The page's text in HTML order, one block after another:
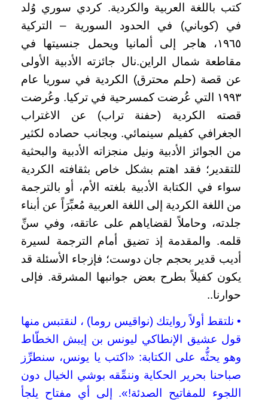
كتب باللغة العربية والكردية. كردي سوري وُلد
في (كوباني) في الحدود السورية – التركية
١٩٦٥، هاجر إلى ألمانيا ويحمل جنسيتها في
مقاطعة شمال الراين.نال جائزته الأدبية الأولى
عن قصة (حلم محترق) الكردية في سوريا عام
١٩٩٣ التي عُرضت كمسرحية في تركيا. وعُرضت
قصته الكردية (حفنة تراب) عن الاغتراب
الجغرافي كفيلم سينمائي. وبجانب حصاده لكثير
من الجوائز الأدبية ونيل منجزاته الأدبية والبحثية
للتقدير؛ فقد اهتم بشكل خاص بثقافته الكردية
سواء في الكتابة الأدبية بلغته الأم، أو بالترجمة
من اللغة الكردية إلى اللغة العربية مُعبِّرَاً عن أبناء
جلدته، وحاملاً لقضاياهم على عاتقه، وفي سنِّ
قلمه. والمقدمة إذ تضيق أمام الترجمة لسيرة
أديب قدير بحجم جان دوست؛ فإزجاء الأسئلة قد
يكون كفيلاً بطرح بعض جوانبها المشرقة. فإلى
حوارنا..
• نلتقط أولاً روايتك (نواقيس روما) ، لنقتبس منها
قول عشيق الإنطاكي ليونس بن إيبش الخطّاط
وهو يحثُّه على الكتابة: «اكتب يا يونس، سنطرِّز
صباحنا بحرير الحكاية وننمِّقه بوشي الخيال دون
اللجوء للمفاتيح الصدئة!». إلى أي مفتاح يلجأ